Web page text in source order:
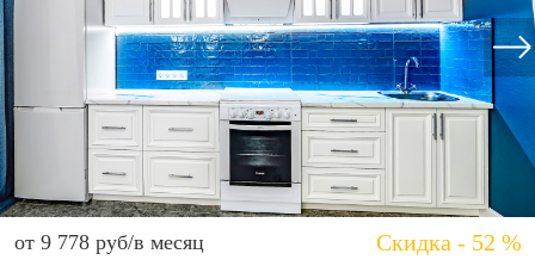
от 9 778 руб/в месяц Скидка - 52 %